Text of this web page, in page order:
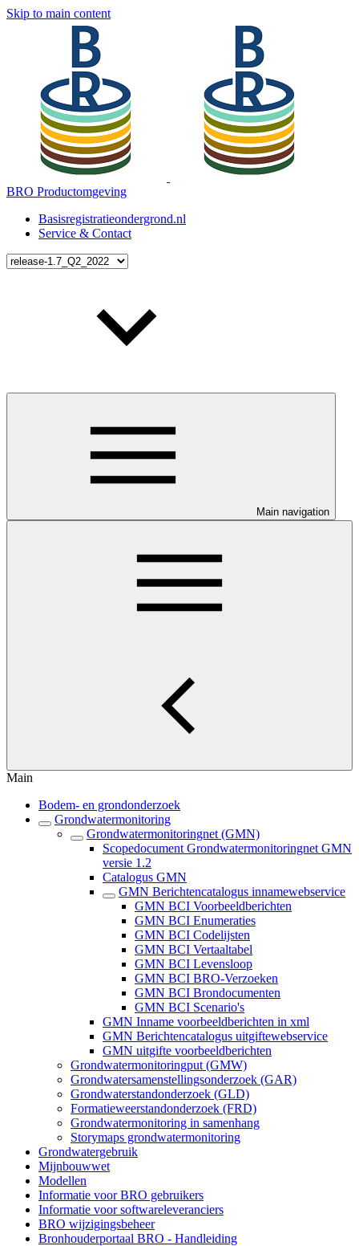
Skip to main content
BRO Productomgeving
Basisregistratieondergrond.nl
Service & Contact
Main navigation
Main
Bodem- en grondonderzoek
Grondwatermonitoring
Grondwatermonitoringnet (GMN)
Scopedocument Grondwatermonitoringnet GMN
versie 1.2
Catalogus GMN
GMN Berichtencatalogus innamewebservice
GMN BCI Voorbeeldberichten
GMN BCI Enumeraties
GMN BCI Codelijsten
GMN BCI Vertaaltabel
GMN BCI Levensloop
GMN BCI BRO-Verzoeken
GMN BCI Brondocumenten
GMN BCI Scenario's
GMN Inname voorbeeldberichten in xml
GMN Berichtencatalogus uitgiftewebservice
GMN uitgifte voorbeeldberichten
Grondwatermonitoringput (GMW)
Grondwatersamenstellingsonderzoek (GAR)
Grondwaterstandonderzoek (GLD)
Formatieweerstandonderzoek (FRD)
Grondwatermonitoring in samenhang
Storymaps grondwatermonitoring
Grondwatergebruik
Mijnbouwwet
Modellen
Informatie voor BRO gebruikers
Informatie voor softwareleveranciers
BRO wijzigingsbeheer
Bronhouderportaal BRO - Handleiding